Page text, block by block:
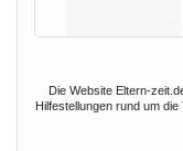
Die Website Eltern-
Hilfestellungen rund um